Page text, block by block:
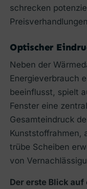
schrecken
Optischer
Neben der
Energieverbrauch
beeinflusst, spielt
Fenster eine
Gesamteindruck
Kunststoffrahmen,
trübe Scheiben
von
Der erste Blick